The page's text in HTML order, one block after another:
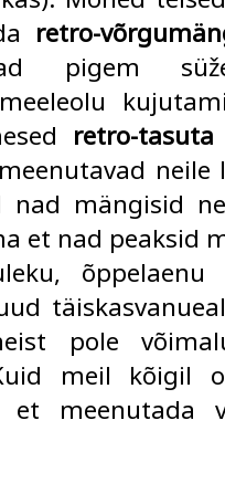
retro-
pigem
retro-
neile
nad mängisid
et nad peaksid
pole
meil kõigil
et meenutada